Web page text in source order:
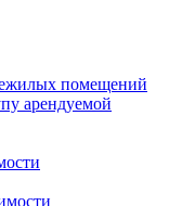
помещений
арендуемой